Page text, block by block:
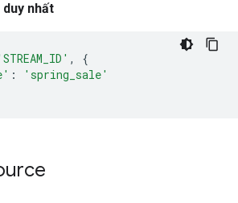
nhất
,
{
:
'spring_sale'